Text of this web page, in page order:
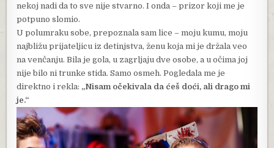
nekoj nadi da to sve nije stvarno. I onda – prizor koji me je
potpuno slomio.
U polumraku sobe, prepoznala sam lice – moju kumu, moju
najbližu prijateljicu iz detinjstva, ženu koja mi je držala veo
na venčanju. Bila je gola, u zagrljaju dve osobe, a u očima joj
nije bilo ni trunke stida. Samo osmeh. Pogledala me je
direktno i rekla: „Nisam očekivala da ćeš doći, ali drago mi
je.“